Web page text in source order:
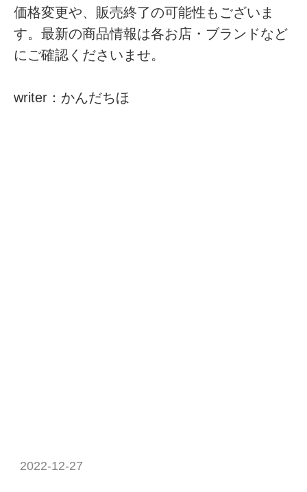
価格変更や、販売終了の可能性もございま
す。最新の商品情報は各お店・ブランドなど
にご確認くださいませ。
writer：かんだちほ
2022-12-27